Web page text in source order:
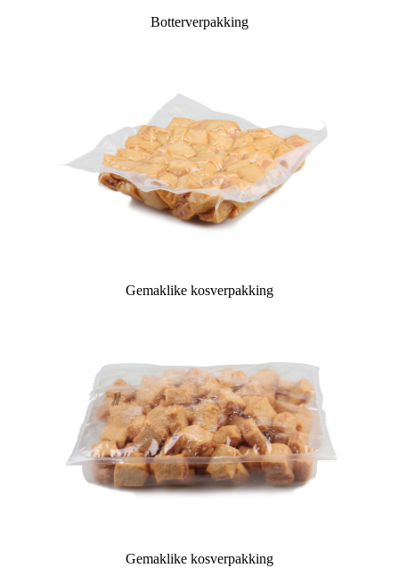
Botterverpakking
Gemaklike kosverpakking
Gemaklike kosverpakking